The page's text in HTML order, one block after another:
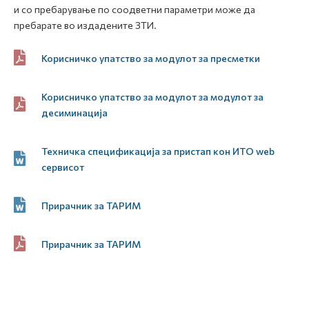
и со пребарување по соодветни параметри може да
пребарате во издадените ЗТИ.
Корисничко упатство за модулот за пресметки
Корисничко упатство за модулот за модулот за
десиминација
Техничка спецификација за пристап кон ИТО web
сервисот
Прирачник за ТАРИМ
Прирачник за ТАРИМ